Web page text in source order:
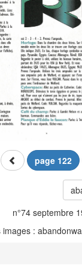
page 122
n°74 septembre
images :